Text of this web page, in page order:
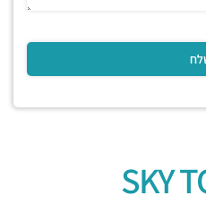
SKY